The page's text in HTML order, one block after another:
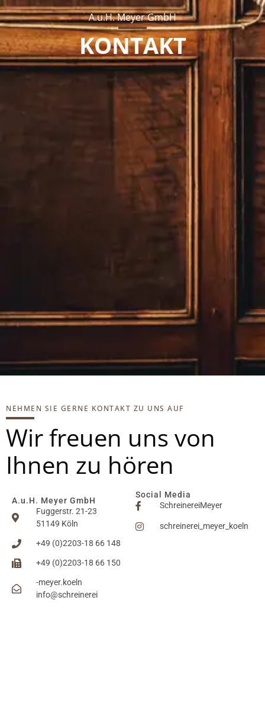
A.u.H. Meyer GmbH
KONTAKT
NEHMEN SIE GERNE KONTAKT ZU UNS AUF
Wir freuen uns von
Ihnen zu hören
A.u.H. Meyer GmbH
Fuggerstr. 21-23
51149 Köln
+49 (0)2203-18 66 148
+49 (0)2203-18 66 150
nleok.reyem-
ierenierhcs
@ofni
Social Media
SchreinereiMeyer
schreinerei_meyer_koeln